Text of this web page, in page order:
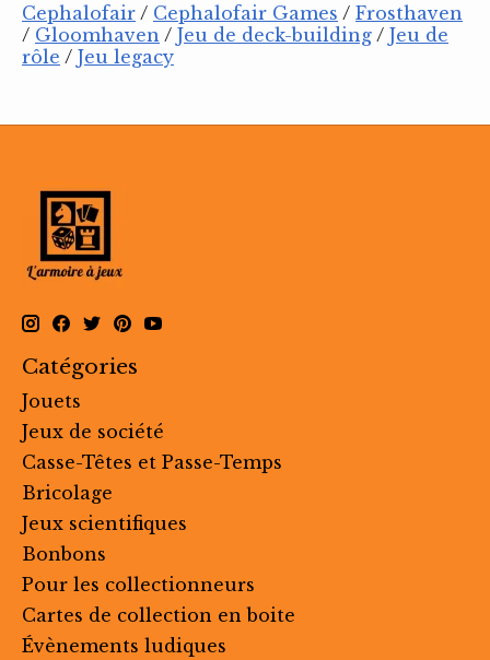
Cephalofair / Cephalofair Games / Frosthaven
/ Gloomhaven / Jeu de deck-building / Jeu de
rôle / Jeu legacy
Catégories
Jouets
Jeux de société
Casse-Têtes et Passe-Temps
Bricolage
Jeux scientifiques
Bonbons
Pour les collectionneurs
Cartes de collection en boite
Évènements ludiques